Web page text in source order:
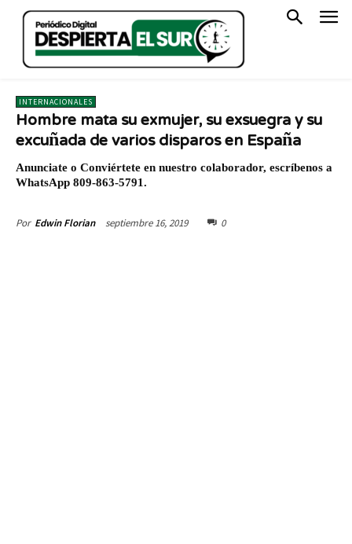
INTERNACIONALES
Hombre mata su exmujer, su exsuegra y su
excuñada de varios disparos en España
Anunciate o Conviértete en nuestro colaborador, escríbenos a
WhatsApp 809-863-5791.
Por Edwin Florian septiembre 16, 2019 0